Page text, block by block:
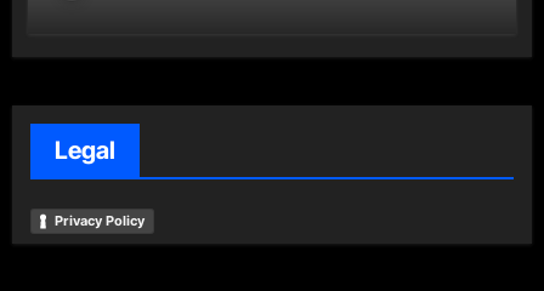
Legal
Privacy Policy